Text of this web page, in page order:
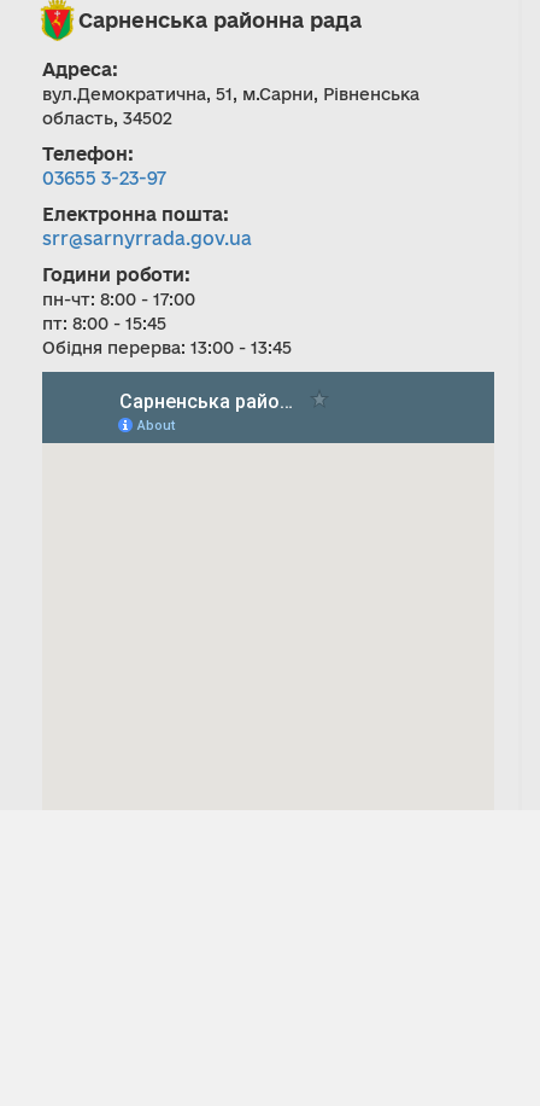
Сарненська районна рада
Адреса:
вул.Демократична, 51, м.Сарни, Рівненська
область, 34502
Телефон:
03655 3-23-97
Електронна пошта:
srr@sarnyrrada.gov.ua
Години роботи:
пн-чт: 8:00 - 17:00
пт: 8:00 - 15:45
Обідня перерва: 13:00 - 13:45